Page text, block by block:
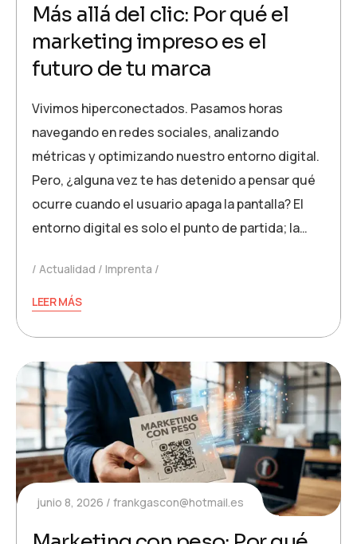
Más allá del clic: Por qué el
marketing impreso es el
futuro de tu marca
Vivimos hiperconectados. Pasamos horas
navegando en redes sociales, analizando
métricas y optimizando nuestro entorno digital.
Pero, ¿alguna vez te has detenido a pensar qué
ocurre cuando el usuario apaga la pantalla? El
entorno digital es solo el punto de partida; la…
Actualidad Imprenta
LEER MÁS
junio 8, 2026 frankgascon@hotmail.es